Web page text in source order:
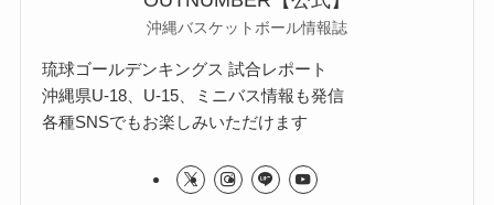
沖縄バスケットボール情報誌
琉球ゴールデンキングス 試合レポート
沖縄県U-18、U-15、ミニバス情報も発信
各種SNSでもお楽しみいただけます